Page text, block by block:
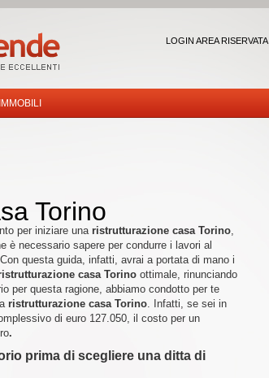
LOGIN AREA RISERVATA
Torino
per iniziare una ristrutturazione casa Torino,
è necessario sapere per condurre i lavori al
questa guida, infatti, avrai a portata di mano i
casa Torino ottimale, rinunciando
per questa ragione, abbiamo condotto per te
ristrutturazione casa Torino. Infatti, se sei in
di euro 127.050, il costo per un
.
prima di scegliere una ditta di